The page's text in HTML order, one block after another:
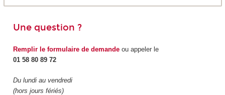
Une question ?
Remplir le formulaire de demandeou appeler le
01 58 80 89 72
Du lundi au vendredi
(hors jours fériés)